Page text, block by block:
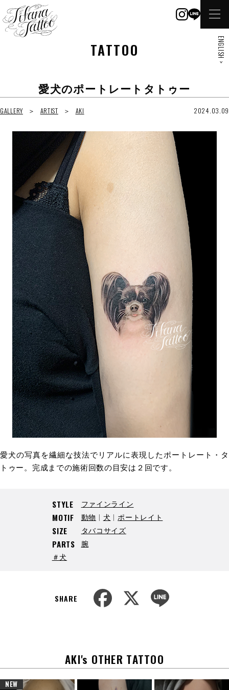
TATTOO
愛犬のポートレートタトゥー
GALLERY ARTIST AKI 2024.03.09
愛犬の写真を繊細な技法でリアルに表現したポートレート・タ
トゥー。完成までの施術回数の目安は２回です。
STYLE ファインライン
MOTIF 動物 犬 ポートレイト
SIZE タバコサイズ
PARTS
腕
＃犬
SHARE
AKI's OTHER TATTOO
NEW
ENGLISH >